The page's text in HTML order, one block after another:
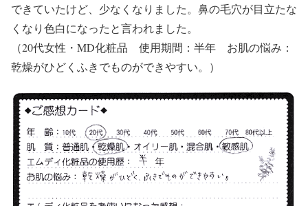
できていたけど、少なくなりました。鼻の毛穴が目立たな
くなり色白になったと言われました。
（20代女性・MD化粧品 使用期間：半年 お肌の悩み：
乾燥がひどくふきでものができやすい。）